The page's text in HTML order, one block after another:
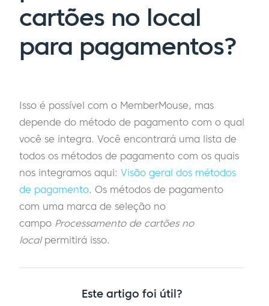
cartões no local
para pagamentos?
Isso é possível com o MemberMouse, mas
depende do método de pagamento com o qual
você se integra. Você encontrará uma lista de
todos os métodos de pagamento com os quais
nos integramos aqui: Visão geral dos métodos
de pagamento. Os métodos de pagamento
com uma marca de seleção no
campo Processamento de cartões no
localpermitirá isso.
Este artigo foi útil?